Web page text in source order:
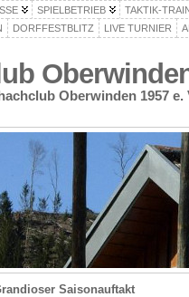
SPIELBETRIEB
TAKTIK-
DORFFESTBLITZ LIVE TURNIER
Oberwinden 1957 e.
Saisonauftakt